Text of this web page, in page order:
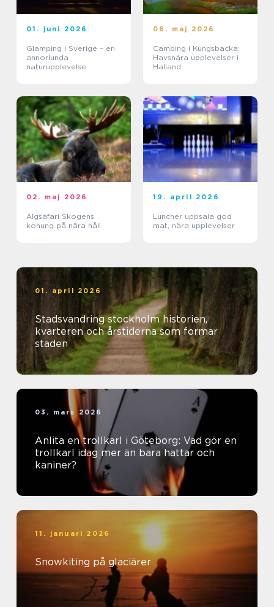
01. juni 2026
Glamping i Sverige – en
annorlunda
naturupplevelse
06. maj 2026
Camping i Kungsbacka:
Havsnära upplevelser i
Halland
02. maj 2026
Älgsafari Skogens
konung på nära håll
19. april 2026
Luncher uppsala god
mat, nära upplevelser
01. april 2026
Stadsvandring stockholm historien,
kvarteren och årstiderna som formar
staden
03. mars 2026
Anlita en trollkarl i Göteborg: Vad gör en
trollkarl idag mer än bara hattar och
kaniner?
11. januari 2026
Snowkiting på glaciärer